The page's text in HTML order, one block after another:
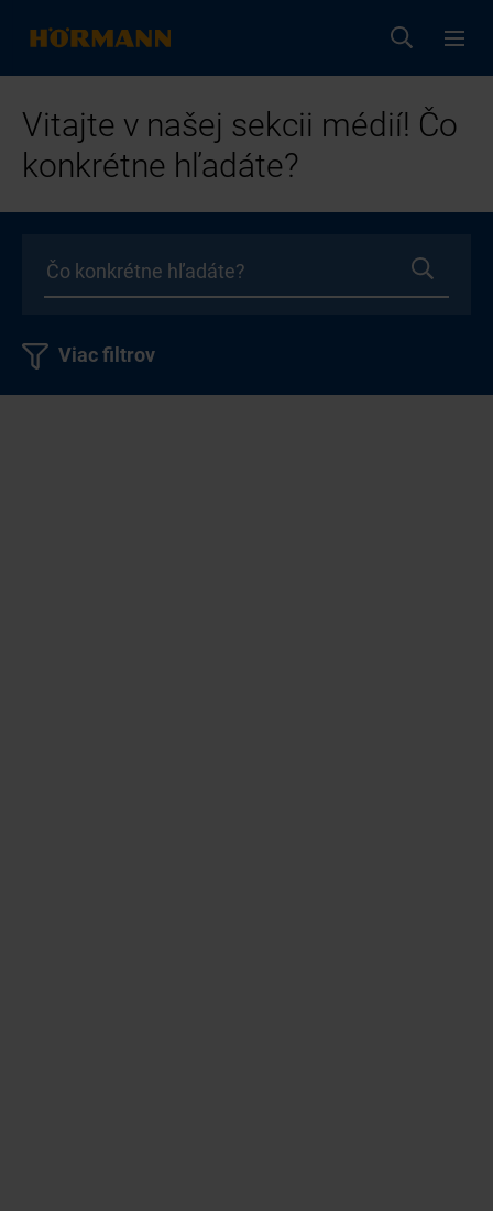
Vitajte v našej sekcii médií! Čo
konkrétne hľadáte?
Viac filtrov